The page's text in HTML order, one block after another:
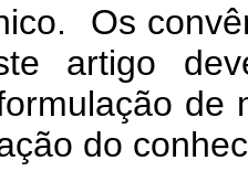
Os
artigo
de
do